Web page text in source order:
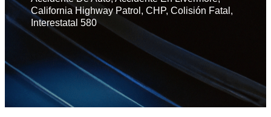
California Highway Patrol ,CHP,Colisión Fatal ,
Interestatal 580